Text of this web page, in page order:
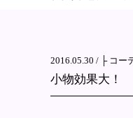
2016.05.30 / ├ コー
小物効果大！